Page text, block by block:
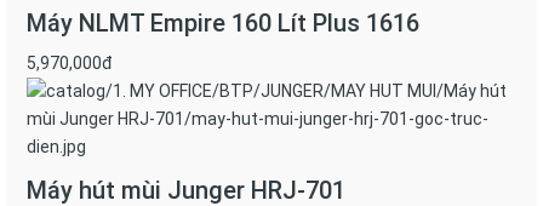
Máy NLMT Empire 160 Lít Plus 1616
5,970,000đ
Máy hút mùi Junger HRJ-701